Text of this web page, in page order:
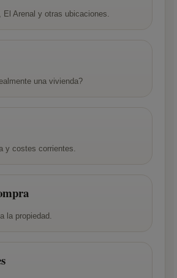
El Arenal y otras ubicaciones.
una vivienda?
y costes corrientes.
la propiedad.